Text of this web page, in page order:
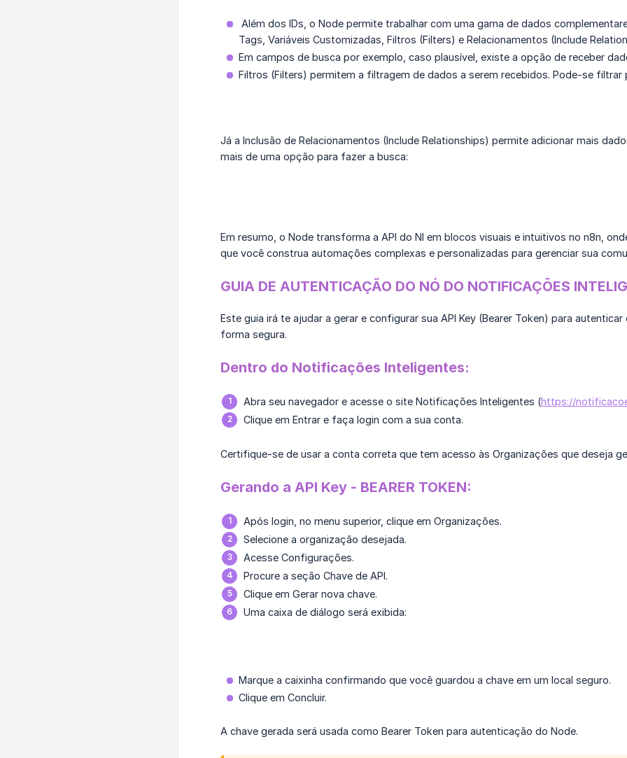
Além dos IDs, o Node permite trabalhar com uma gama de dados
Tags, Variáveis Customizadas, Filtros (Filters) e Relacionamentos (Include
Em campos de busca por exemplo, caso plausível, existe a opção de receber
Filtros (Filters) permitem a filtragem de dados a serem recebidos. Pode-se
Já a Inclusão de Relacionamentos (Include Relationships) permite adicionar mais
mais de uma opção para fazer a busca:
Em resumo, o Node transforma a API do NI em blocos visuais e intuitivos no n8n,
que você construa automações complexas e personalizadas para gerenciar sua
GUIA DE AUTENTICAÇÃO DO NÓ DO NOTIFICAÇÕES
Este guia irá te ajudar a gerar e configurar sua API Key (Bearer Token) para
forma segura.
Dentro do Notificações Inteligentes:
Abra seu navegador e acesse o site Notificações Inteligentes (https://
Clique em Entrar e faça login com a sua conta.
Certifique-se de usar a conta correta que tem acesso às Organizações que deseja
Gerando a API Key - BEARER TOKEN:
Após login, no menu superior, clique em Organizações.
Selecione a organização desejada.
Acesse Configurações.
Procure a seção Chave de API.
Clique em Gerar nova chave.
Uma caixa de diálogo será exibida:
Marque a caixinha confirmando que você guardou a chave em um local seguro.
Clique em Concluir.
A chave gerada será usada como Bearer Token para autenticação do Node.